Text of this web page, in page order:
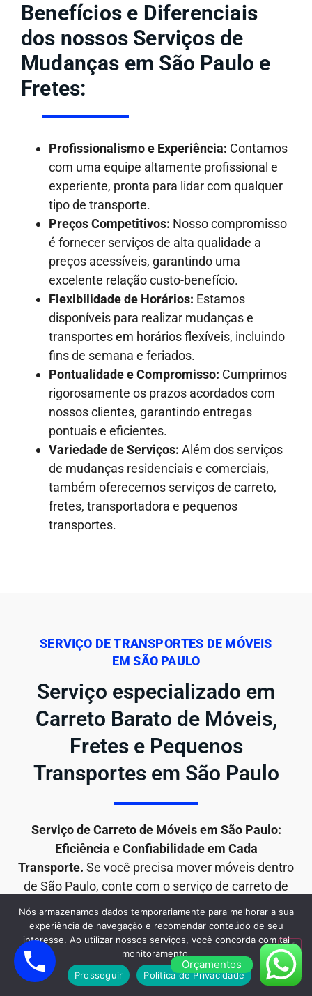
Benefícios e Diferenciais
dos nossos Serviços de
Mudanças em São Paulo e
Fretes:
Profissionalismo e Experiência: Contamos
com uma equipe altamente profissional e
experiente, pronta para lidar com qualquer
tipo de transporte.
Preços Competitivos: Nosso compromisso
é fornecer serviços de alta qualidade a
preços acessíveis, garantindo uma
excelente relação custo-benefício.
Flexibilidade de Horários: Estamos
disponíveis para realizar mudanças e
transportes em horários flexíveis, incluindo
fins de semana e feriados.
Pontualidade e Compromisso: Cumprimos
rigorosamente os prazos acordados com
nossos clientes, garantindo entregas
pontuais e eficientes.
Variedade de Serviços: Além dos serviços
de mudanças residenciais e comerciais,
também oferecemos serviços de carreto,
fretes, transportadora e pequenos
transportes.
SERVIÇO DE TRANSPORTES DE MÓVEIS
EM SÃO PAULO
Serviço especializado em
Carreto Barato de Móveis,
Fretes e Pequenos
Transportes em São Paulo
Serviço de Carreto de Móveis em São Paulo:
Eficiência e Confiabilidade em Cada
Transporte. Se você precisa mover móveis dentro
de São Paulo, conte com o serviço de carreto de
móveis da Mudança Barato para uma solução
rápida, segura e eficiente. Com anos de
experiência e um compromisso inabalável com a
satisfação do cliente, estamos aqui para tornar sua
mudança de móveis o mais tranquila possível.
Orçamentos
Nós armazenamos dados temporariamente para melhorar a sua
experiência de navegação e recomendar conteúdo de seu
interesse. Ao utilizar nossos serviços, você concorda com tal
monitoramento.
Prosseguir
Política de Privacidade